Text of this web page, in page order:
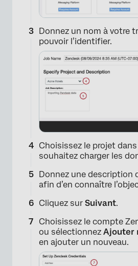
Donnez un nom à votre
pouvoir l’identifier.
Choisissez le projet
souhaitez charger les
Donnez une description
afin d’en connaître
Cliquez sur Suivant.
Choisissez le compte
ou sélectionnez Ajouter
en ajouter un nouveau.